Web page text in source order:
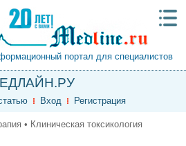
портал для специалистов
Вход Регистрация
• Клиническая токсикология